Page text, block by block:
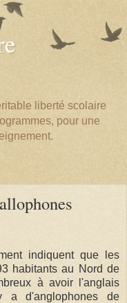
liberté scolaire
pour une
indiquent que les
habitants au Nord de
à avoir l'anglais
a d'anglophones de